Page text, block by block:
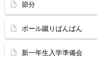
節分
ボール蹴りばんばん
新一年生入学準備会